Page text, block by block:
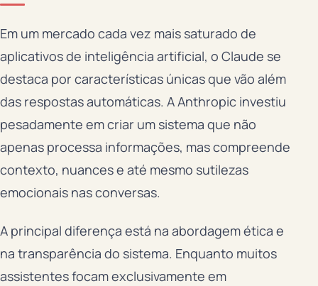
Em um mercado cada vez mais saturado de
aplicativos de inteligência artificial, o Claude se
destaca por características únicas que vão além
das respostas automáticas. A Anthropic investiu
pesadamente em criar um sistema que não
apenas processa informações, mas compreende
contexto, nuances e até mesmo sutilezas
emocionais nas conversas.
A principal diferença está na abordagem ética e
na transparência do sistema. Enquanto muitos
assistentes focam exclusivamente em